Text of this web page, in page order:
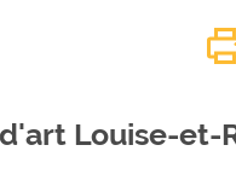
Louise-et-